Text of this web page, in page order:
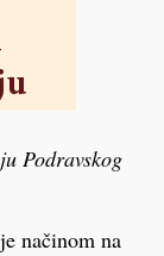
Podravskog
načinom na